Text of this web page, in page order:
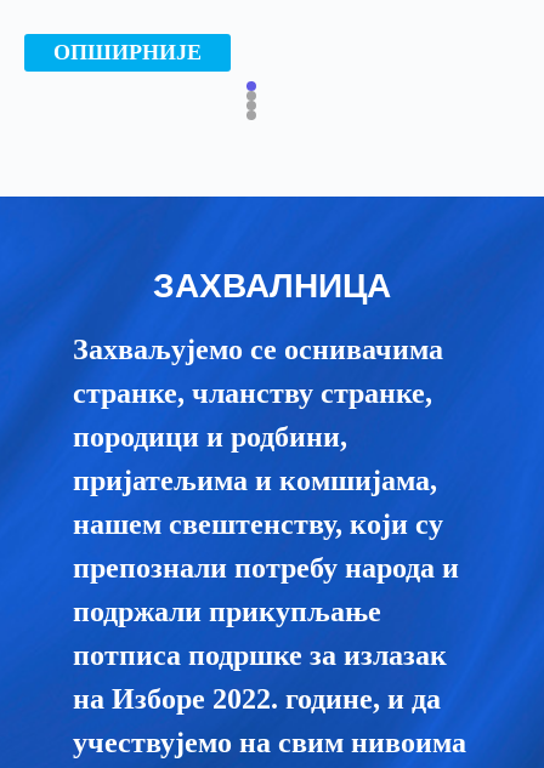
ОПШИРНИЈЕ
ЗАХВАЛНИЦА
Захваљујемо се оснивачима
странке, чланству странке,
породици и родбини,
пријатељима и комшијама,
нашем свештенству, који су
препознали потребу народа и
подржали прикупљање
потписа подршке за излазак
на Изборе 2022. године, и да
учествујемо на свим нивоима